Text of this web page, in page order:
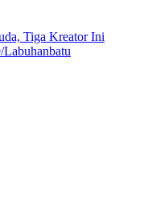
Tiga Kreator Ini